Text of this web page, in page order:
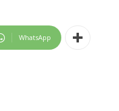
WhatsApp